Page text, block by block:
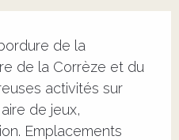
de la
de la Corrèze et du
activités sur
de jeux,
Emplacements